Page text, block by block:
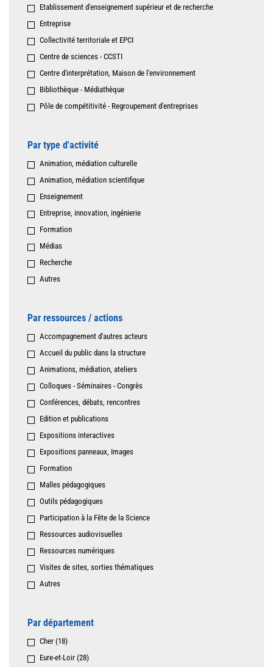
Etablissement d'enseignement supérieur et de recherche
Entreprise
Collectivité territoriale et EPCI
Centre de sciences - CCSTI
Centre d'interprétation, Maison de l'environnement
Bibliothèque - Médiathèque
Pôle de compétitivité - Regroupement d'entreprises
Par type d'activité
Animation, médiation culturelle
Animation, médiation scientifique
Enseignement
Entreprise, innovation, ingénierie
Formation
Médias
Recherche
Autres
Par ressources / actions
Accompagnement d'autres acteurs
Accueil du public dans la structure
Animations, médiation, ateliers
Colloques - Séminaires - Congrès
Conférences, débats, rencontres
Edition et publications
Expositions interactives
Expositions panneaux, Images
Formation
Malles pédagogiques
Outils pédagogiques
Participation à la Fête de la Science
Ressources audiovisuelles
Ressources numériques
Visites de sites, sorties thématiques
Autres
Par département
Cher (18)
Eure-et-Loir (28)